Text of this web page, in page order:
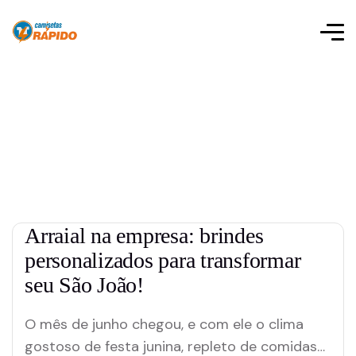
Arraial na empresa: brindes
personalizados para transformar
seu São João!
O mês de junho chegou, e com ele o clima
gostoso de festa junina, repleto de comidas